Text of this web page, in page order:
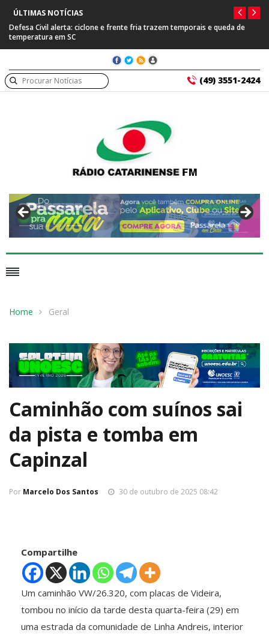
ÚLTIMAS NOTÍCIAS
Defesa Civil alerta: ciclone e frente fria trazem temporais e queda de
temperatura em SC
(49) 3551-2424
Home Geral
Caminhão com suínos sai
da pista e tomba em
Capinzal
Por Marcelo Dos Santos 30 de outubro de 2025 08:42
Compartilhe
Um caminhão VW/26.320, com placas de Videira,
tombou no início da tarde desta quarta-feira (29) em
uma estrada da comunidade de Linha Andreis, interior